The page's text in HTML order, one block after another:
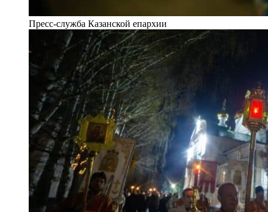
Пресс-служба Казанской епархии